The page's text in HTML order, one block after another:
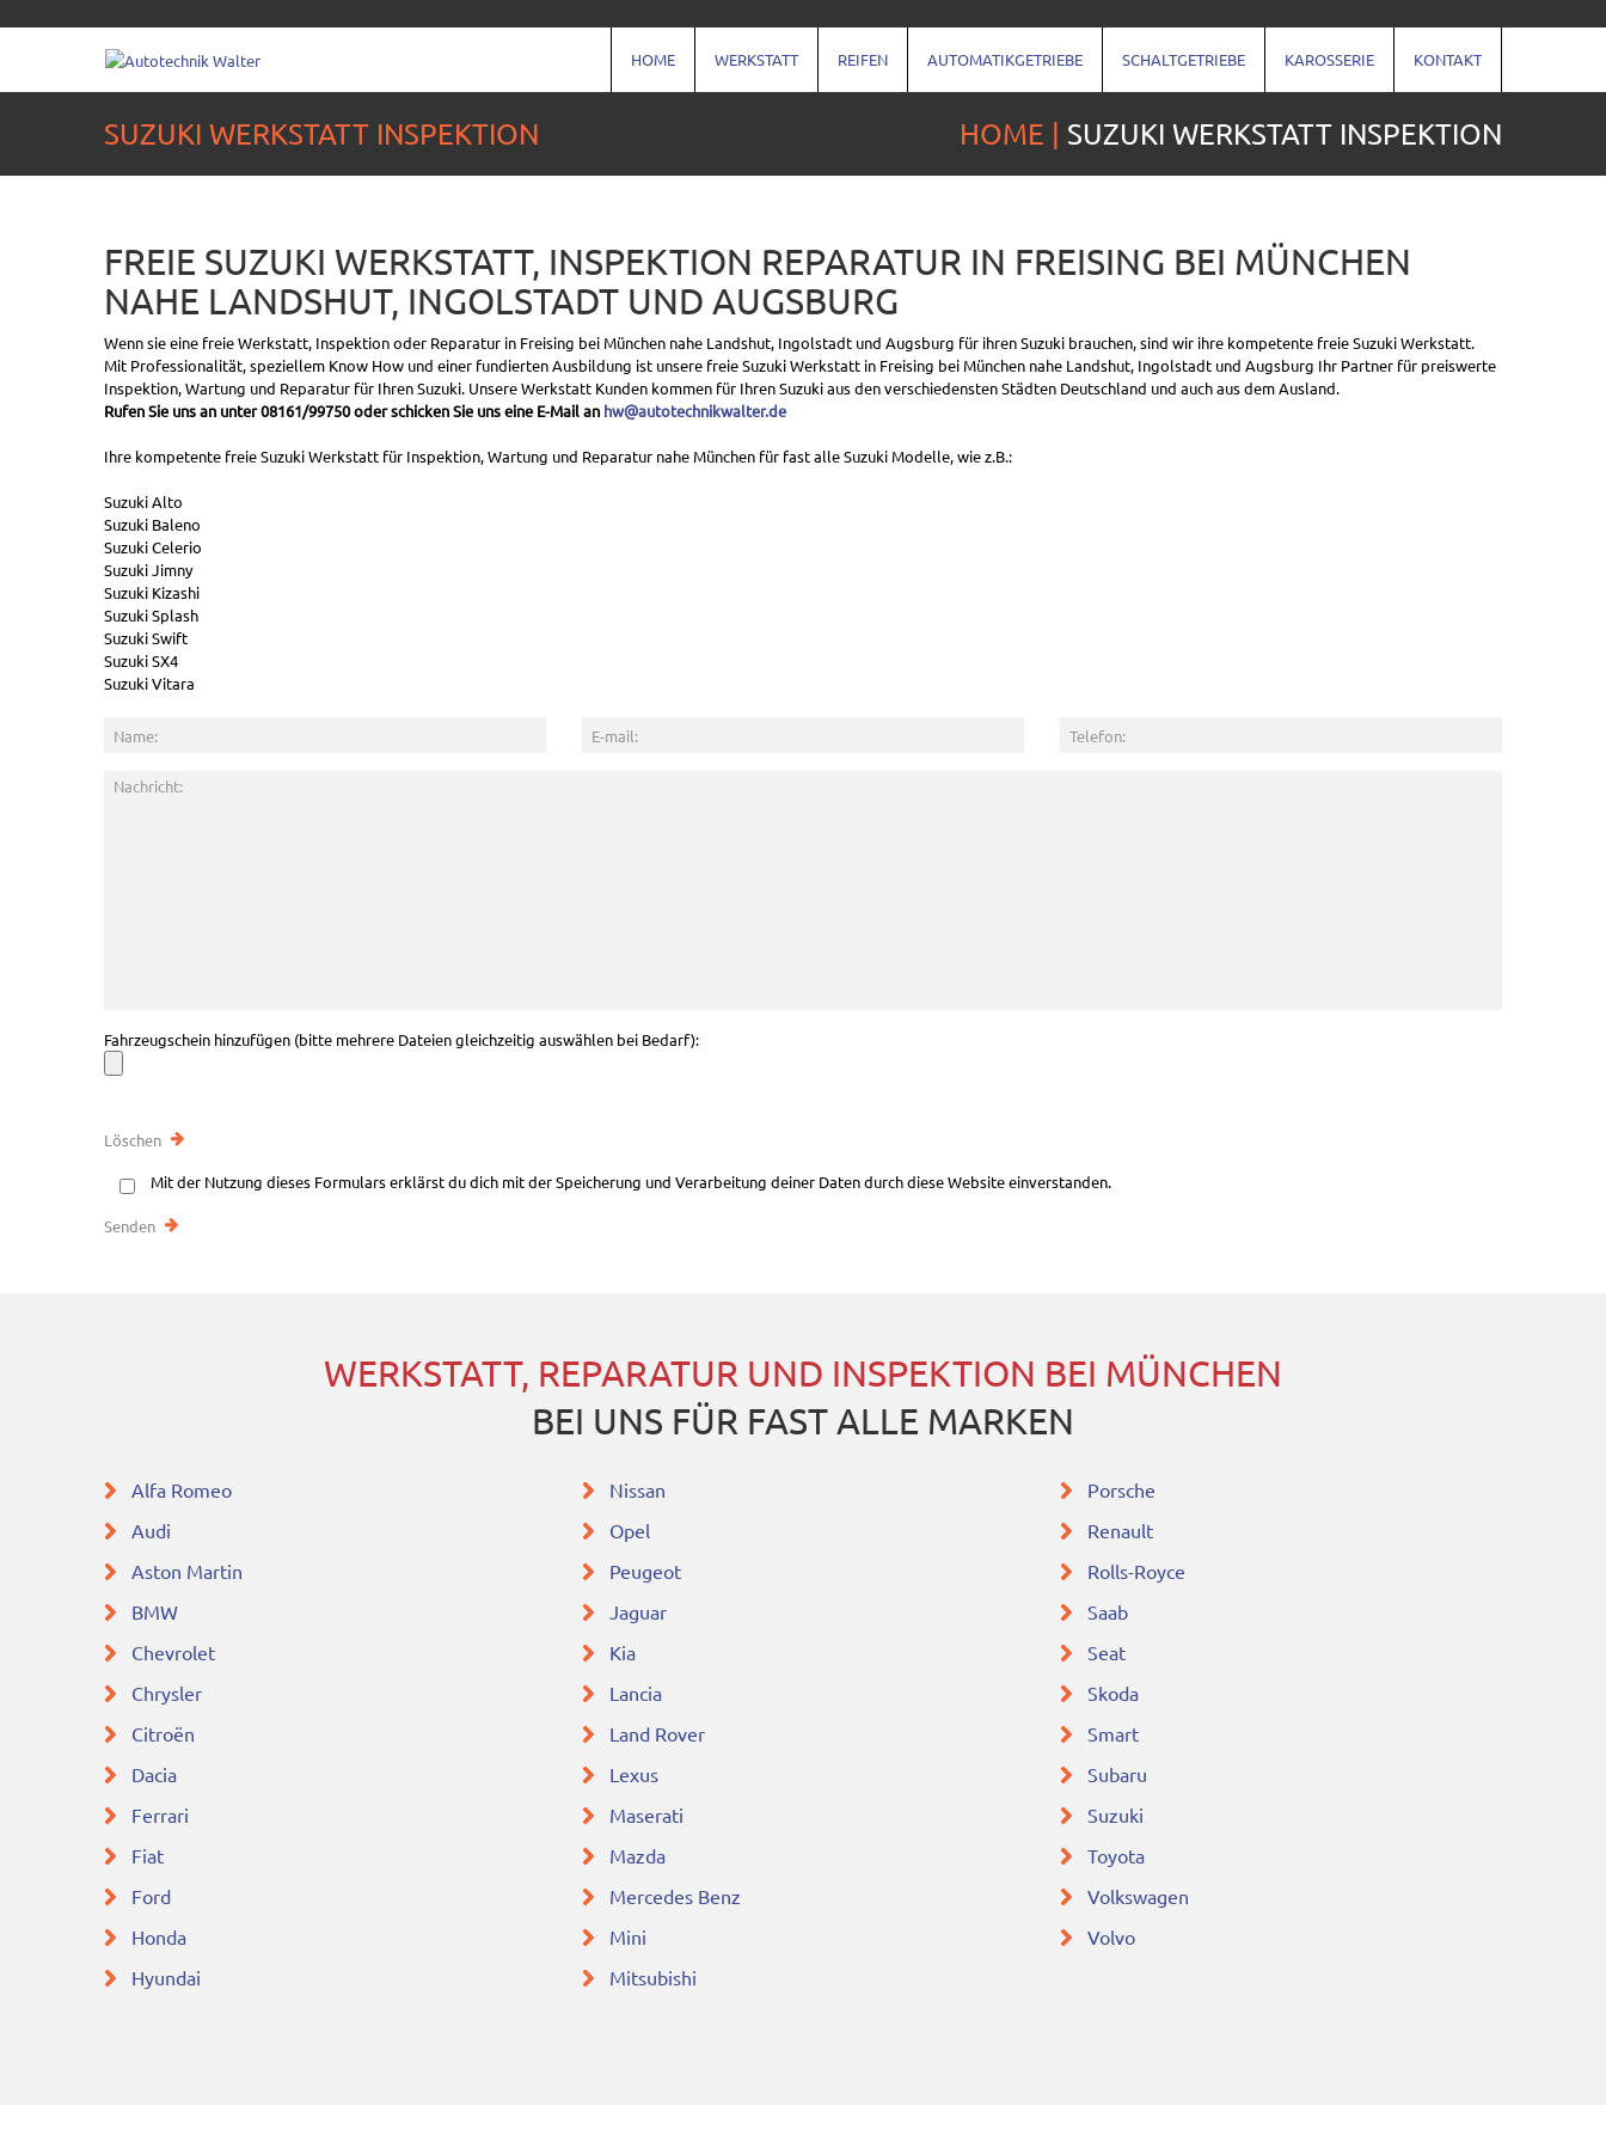
HOME WERKSTATT REIFEN AUTOMATIKGETRIEBE SCHALTGETRIEBE KAROSSERIE KONTAKT
SUZUKI WERKSTATT INSPEKTION HOME SUZUKI WERKSTATT INSPEKTION
FREIE SUZUKI WERKSTATT, INSPEKTION REPARATUR IN FREISING BEI MÜNCHEN
NAHE LANDSHUT, INGOLSTADT UND AUGSBURG
Wenn sie eine freie Werkstatt, Inspektion oder Reparatur in Freising bei München nahe Landshut, Ingolstadt und Augsburg für ihren Suzuki brauchen, sind wir ihre kompetente freie Suzuki Werkstatt.
Mit Professionalität, speziellem Know How und einer fundierten Ausbildung ist unsere freie Suzuki Werkstatt in Freising bei München nahe Landshut, Ingolstadt und Augsburg Ihr Partner für preiswerte
Inspektion, Wartung und Reparatur für Ihren Suzuki. Unsere Werkstatt Kunden kommen für Ihren Suzuki aus den verschiedensten Städten Deutschland und auch aus dem Ausland.
Rufen Sie uns an unter 08161/99750 oder schicken Sie uns eine E-Mail an hw@autotechnikwalter.de
Ihre kompetente freie Suzuki Werkstatt für Inspektion, Wartung und Reparatur nahe München für fast alle Suzuki Modelle, wie z.B.:
Suzuki Alto
Suzuki Baleno
Suzuki Celerio
Suzuki Jimny
Suzuki Kizashi
Suzuki Splash
Suzuki Swift
Suzuki SX4
Suzuki Vitara
Fahrzeugschein hinzufügen (bitte mehrere Dateien gleichzeitig auswählen bei Bedarf):
Mit der Nutzung dieses Formulars erklärst du dich mit der Speicherung und Verarbeitung deiner Daten durch diese Website einverstanden.
WERKSTATT, REPARATUR UND INSPEKTION BEI MÜNCHEN
BEI UNS FÜR FAST ALLE MARKEN
Alfa Romeo
Audi
Aston Martin
BMW
Chevrolet
Chrysler
Citroën
Dacia
Ferrari
Fiat
Ford
Honda
Hyundai
Nissan
Opel
Peugeot
Jaguar
Kia
Lancia
Land Rover
Lexus
Maserati
Mazda
Mercedes Benz
Mini
Mitsubishi
Porsche
Renault
Rolls-Royce
Saab
Seat
Skoda
Smart
Subaru
Suzuki
Toyota
Volkswagen
Volvo